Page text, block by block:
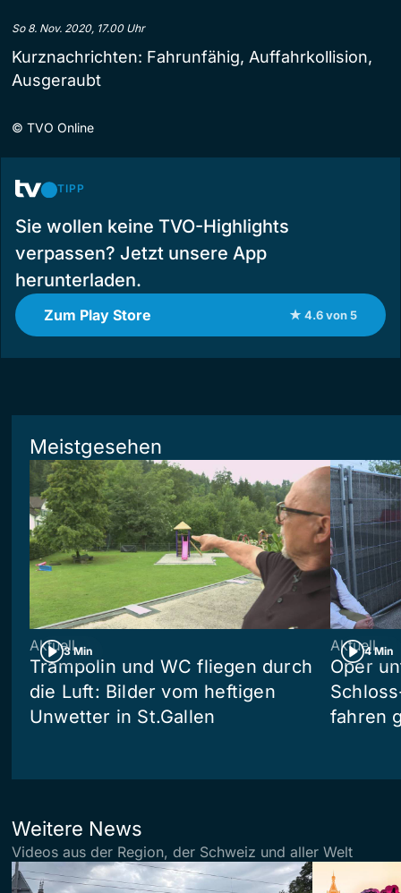
So 8. Nov. 2020, 17.00 Uhr
Kurznachrichten: Fahrunfähig, Auffahrkollision,
Ausgeraubt
© TVO Online
TIPP
Sie wollen keine TVO-Highlights
verpassen? Jetzt unsere App
herunterladen.
Zum Play Store ★ 4.6 von 5
Meistgesehen
3 Min
Aktuell
Trampolin und WC fliegen durch
die Luft: Bilder vom heftigen
Unwetter in St.Gallen
4 Min
Aktuell
Oper
fahren
Weitere News
Videos aus der Region, der Schweiz und aller Welt